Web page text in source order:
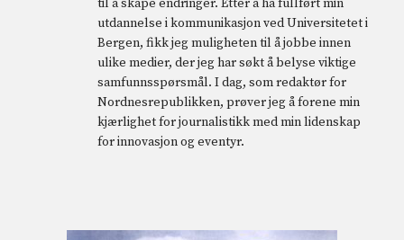
til å skape endringer. Etter å ha fullført min
utdannelse i kommunikasjon ved Universitetet i
Bergen, fikk jeg muligheten til å jobbe innen
ulike medier, der jeg har søkt å belyse viktige
samfunnsspørsmål. I dag, som redaktør for
Nordnesrepublikken, prøver jeg å forene min
kjærlighet for journalistikk med min lidenskap
for innovasjon og eventyr.